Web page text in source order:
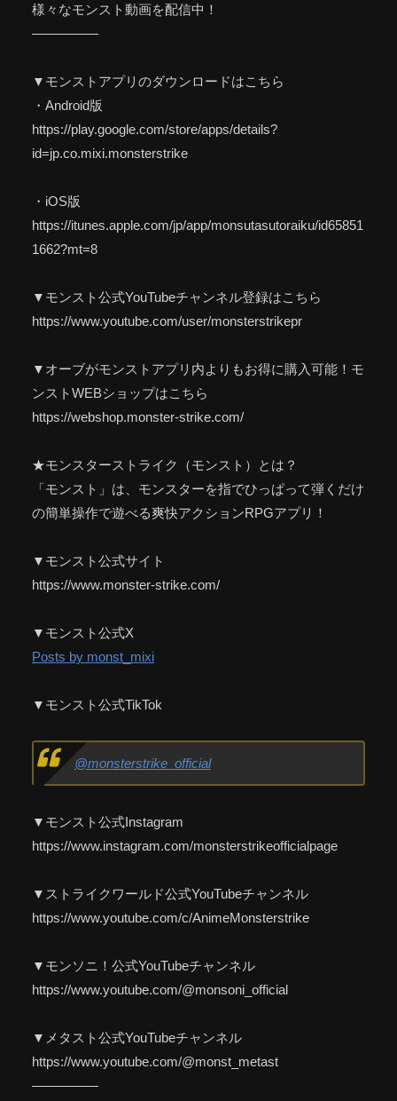
様々なモンスト動画を配信中！
—————
▼モンストアプリのダウンロードはこちら
・Android版
https://play.google.com/store/apps/details?
id=jp.co.mixi.monsterstrike
・iOS版
https://itunes.apple.com/jp/app/monsutasutoraiku/id65851
1662?mt=8
▼モンスト公式YouTubeチャンネル登録はこちら
https://www.youtube.com/user/monsterstrikepr
▼オーブがモンストアプリ内よりもお得に購入可能！モ
ンストWEBショップはこちら
https://webshop.monster-strike.com/
★モンスターストライク（モンスト）とは？
「モンスト」は、モンスターを指でひっぱって弾くだけ
の簡単操作で遊べる爽快アクションRPGアプリ！
▼モンスト公式サイト
https://www.monster-strike.com/
▼モンスト公式X
Posts by monst_mixi
▼モンスト公式TikTok
@monsterstrike_official
▼モンスト公式Instagram
https://www.instagram.com/monsterstrikeofficialpage
▼ストライクワールド公式YouTubeチャンネル
https://www.youtube.com/c/AnimeMonsterstrike
▼モンソニ！公式YouTubeチャンネル
https://www.youtube.com/@monsoni_official
▼メタスト公式YouTubeチャンネル
https://www.youtube.com/@monst_metast
—————